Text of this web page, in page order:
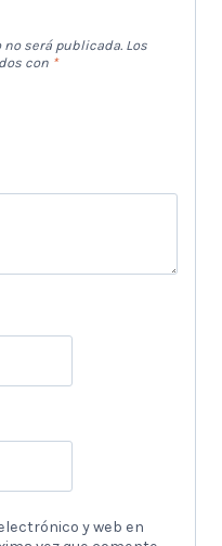
será publicada. Los
con *
y web en